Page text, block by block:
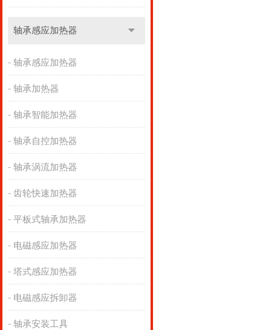
轴承感应加热器
轴承感应加热器
轴承加热器
轴承智能加热器
轴承自控加热器
轴承涡流加热器
齿轮快速加热器
平板式轴承加热器
电磁感应加热器
塔式感应加热器
电磁感应拆卸器
轴承安装工具